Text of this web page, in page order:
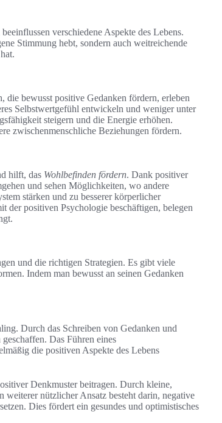
verschiedene Aspekte des Lebens.
Stimmung hebt, sondern auch weitreichende
die bewusst positive Gedanken fördern, erleben
Selbstwertgefühl entwickeln und weniger unter
steigern und die Energie erhöhen.
zwischenmenschliche Beziehungen fördern.
hilft, das Wohlbefinden fördern. Dank positiver
und sehen Möglichkeiten, wo andere
stärken und zu besserer körperlicher
der positiven Psychologie beschäftigen, belegen
und die richtigen Strategien. Es gibt viele
Indem man bewusst an seinen Gedanken
Durch das Schreiben von Gedanken und
Das Führen eines
die positiven Aspekte des Lebens
Denkmuster beitragen. Durch kleine,
weiterer nützlicher Ansatz besteht darin, negative
Dies fördert ein gesundes und optimistisches